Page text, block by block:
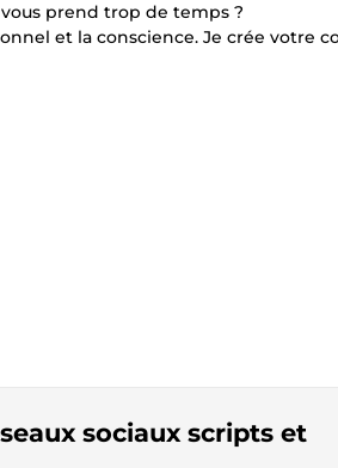
prend trop de temps ?
et la conscience. Je crée votre
sociaux scripts et